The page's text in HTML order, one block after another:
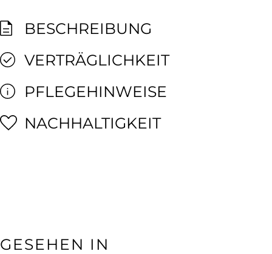
BESCHREIBUNG
VERTRÄGLICHKEIT
PFLEGEHINWEISE
NACHHALTIGKEIT
GESEHEN IN